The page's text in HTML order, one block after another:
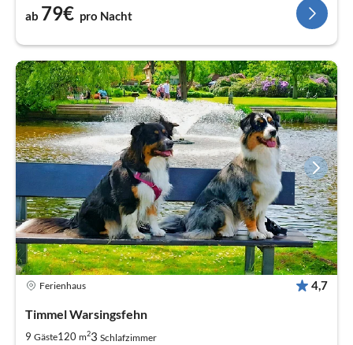
ab 79€ pro Nacht
Ferienhaus 4,7
Timmel Warsingsfehn
9 Gäste120 m23 Schlafzimmer